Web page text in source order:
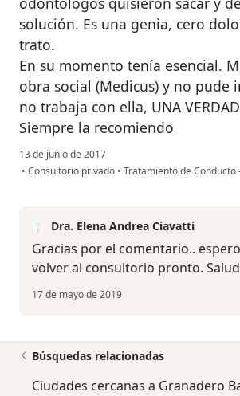
solución. Es una genia, cero
trato.
En su momento tenía esencial.
obra social (Medicus) y no pude
no trabaja con ella, UNA
Siempre la recomiendo
13 de junio de 2017
• Consultorio privado • Tratamiento de Conducto
Dra. Elena Andrea Ciavatti
Gracias por el comentario..
volver al consultorio pronto.
17 de mayo de 2019
Búsquedas relacionadas
Ciudades cercanas a Granadero